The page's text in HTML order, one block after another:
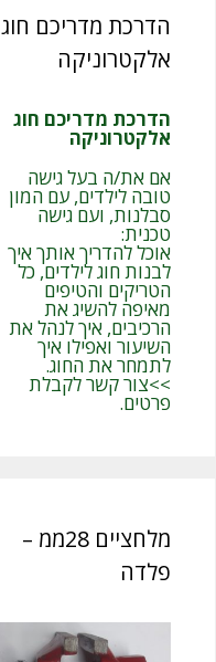
הדרכת מדריכם חוג
אלקטרוניקה
הדרכת מדריכם חוג
אלקטרוניקה
אם את/ה בעל גישה
טובה לילדים, עם המון
סבלנות, ועם גישה
טכנית:
אוכל להדריך אותך איך
לבנות חוג לילדים, כל
הטריקים והטיפים
מאיפה להשיג את
הרכיבים, איך לנהל את
השיעור ואפילו איך
לתמחר את החוג.
>>צור קשר לקבלת
פרטים.
מלחציים 28ממ –
פלדה